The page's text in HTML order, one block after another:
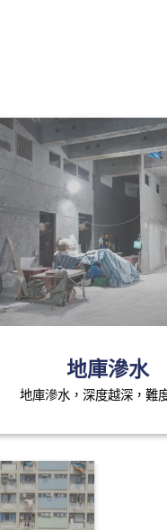
地庫滲水
地庫滲水，深度越深，難